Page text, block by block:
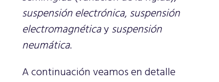
suspensión electrónica, suspensión
electromagnéticaysuspensión
neumática.
A continuación veamos en detalle